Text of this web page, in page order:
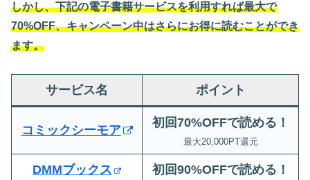
しかし、下記の電子書籍サービスを利用すれば最大で
70%OFF、キャンペーン中はさらにお得に読むことができ
ます。
サービス名 ポイント
コミックシーモア
初回70%OFFで読める！
最大20,000PT還元
DMMブックス 初回90%OFFで読める！